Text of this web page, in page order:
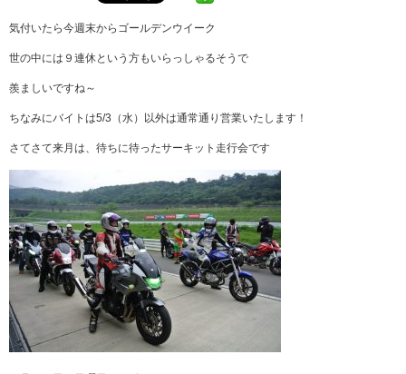
気付いたら今週末からゴールデンウイーク
世の中には９連休という方もいらっしゃるそうで
羨ましいですね～
ちなみにバイトは5/3（水）以外は通常通り営業いたします！
さてさて来月は、待ちに待ったサーキット走行会です